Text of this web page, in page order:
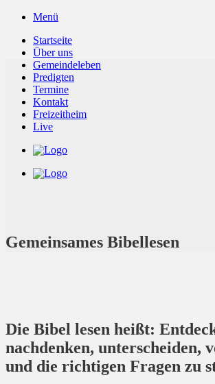
Zum
springen
Menü
Startseite
Über uns
Gemeindeleben
Predigten
Termine
Kontakt
Freizeitheim
Live
Gemeinsames Bibellesen
Die Bibel lesen heißt:
nachdenken, unterscheiden,
und die richtigen Fragen zu